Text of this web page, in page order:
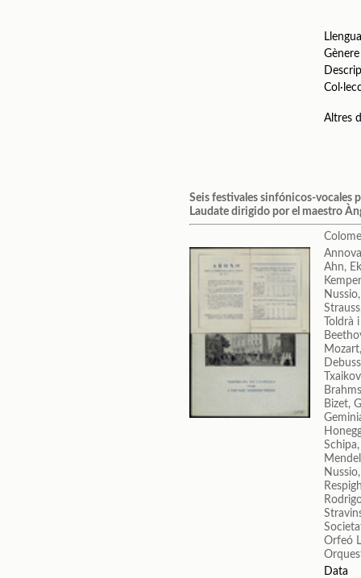
Gènere
Altres
Seis festivales sinfónicos-vocales
Laudate dirigido por el maestro
Ahn,
Toldrà
Bizet,
Orfeó
Data